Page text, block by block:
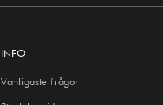
INFO
Vanligaste frågor